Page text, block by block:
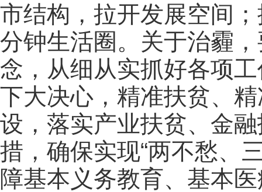
市结构，拉开发展空间
分钟生活圈。关于治霾
念，从细从实抓好各项
下大决心，精准扶贫、
设，落实产业扶贫、金
措，确保实现“两不愁、
障基本义务教育、基本